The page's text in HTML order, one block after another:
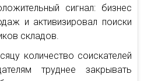
сигнал: бизнес
и активизировал поиски
складов.
количество соискателей
труднее закрывать